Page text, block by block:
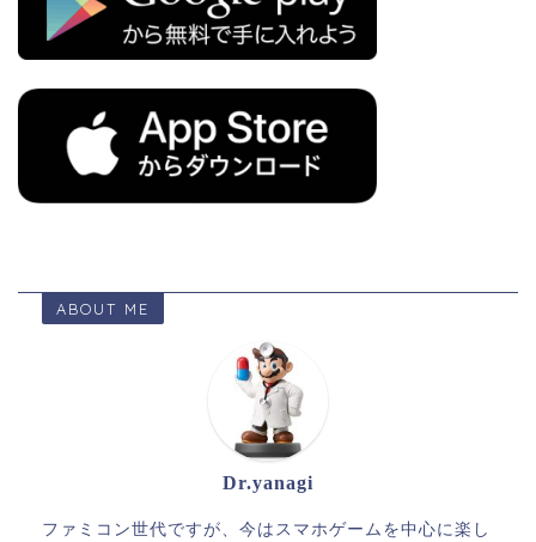
ABOUT ME
Dr.yanagi
ファミコン世代ですが、今はスマホゲームを中心に楽し